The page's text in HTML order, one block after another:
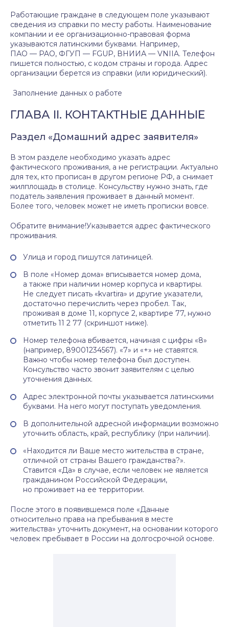
Работающие граждане в следующем поле указывают
сведения из справки по месту работы. Наименование
компании и ее организационно-правовая форма
указываются латинскими буквами. Например,
ПАО — PAO, ФГУП — FGUP, ВНИИА — VNIIA. Телефон
пишется полностью, с кодом страны и города. Адрес
организации берется из справки (или юридический).
Заполнение данных о работе
ГЛАВА II. КОНТАКТНЫЕ ДАННЫЕ
Раздел «Домашний адрес заявителя»
В этом разделе необходимо указать адрес
фактического проживания, а не регистрации. Актуально
для тех, кто прописан в другом регионе РФ, а снимает
жилплощадь в столице. Консульству нужно знать, где
податель заявления проживает в данный момент.
Более того, человек может не иметь прописки вовсе.
Обратите внимание!Указывается адрес фактического
проживания.
Улица и город пишутся латиницей.
В поле «Номер дома» вписывается номер дома,
а также при наличии номер корпуса и квартиры.
Не следует писать «kvartira» и другие указатели,
достаточно перечислить через пробел. Так,
проживая в доме 11, корпусе 2, квартире 77, нужно
отметить 11 2 77 (скриншот ниже).
Номер телефона вбивается, начиная с цифры «8»
(например, 89001234567). «7» и «+» не ставятся.
Важно чтобы номер телефона был доступен.
Консульство часто звонит заявителям с целью
уточнения данных.
Адрес электронной почты указывается латинскими
буквами. На него могут поступать уведомления.
В дополнительной адресной информации возможно
уточнить область, край, республику (при наличии).
«Находится ли Ваше место жительства в стране,
отличной от страны Вашего гражданства?».
Ставится «Да» в случае, если человек не является
гражданином Российской Федерации,
но проживает на ее территории.
После этого в появившемся поле «Данные
относительно права на пребывания в месте
жительства» уточнить документ, на основании которого
человек пребывает в России на долгосрочной основе.